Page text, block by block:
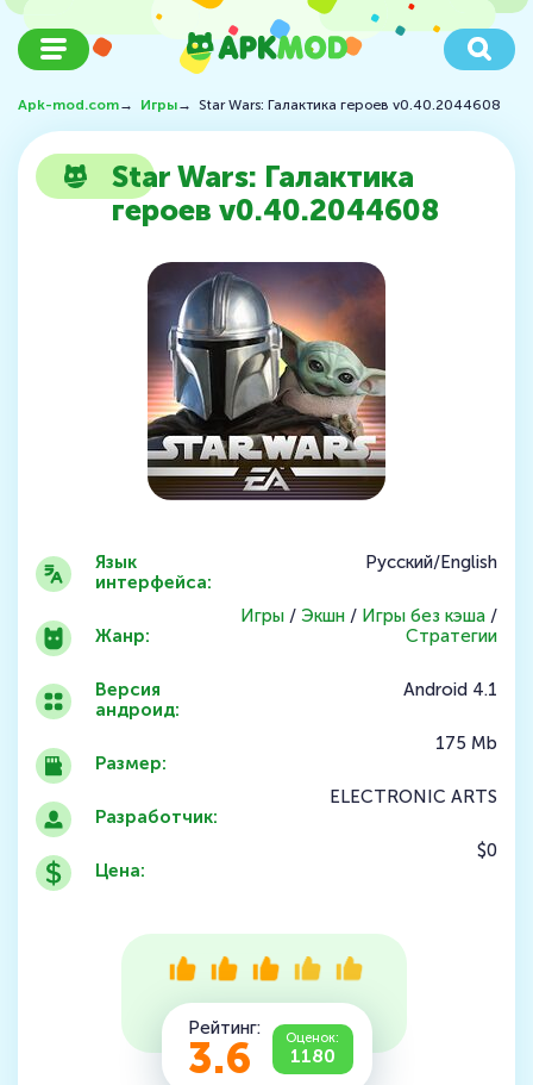
Apk-mod.com→ Игры→ Star Wars: Галактика героев v0.40.2044608
Star Wars: Галактика
героев v0.40.2044608
Язык
интерфейса:
Жанр:
Версия
андроид:
Размер:
Разработчик:
Цена:
Русский/English
Игры / Экшн / Игры без кэша /
Стратегии
Android 4.1
175 Mb
ELECTRONIC ARTS
$0
Рейтинг:
3.6 Оценок:
1180